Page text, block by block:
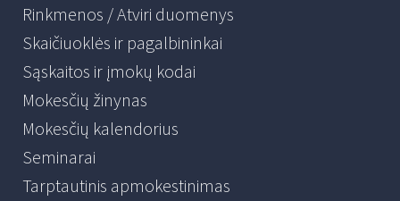
Rinkmenos / Atviri duomenys
Skaičiuoklės ir pagalbininkai
Sąskaitos ir įmokų kodai
Mokesčių žinynas
Mokesčių kalendorius
Seminarai
Tarptautinis apmokestinimas